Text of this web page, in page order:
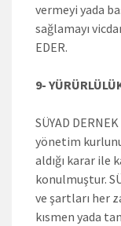
vermeyi yada
sağlamayı
EDER.
9-
SÜYAD
yönetim
aldığı karar ile
konulmuştur.
ve şartları her
kısmen yada